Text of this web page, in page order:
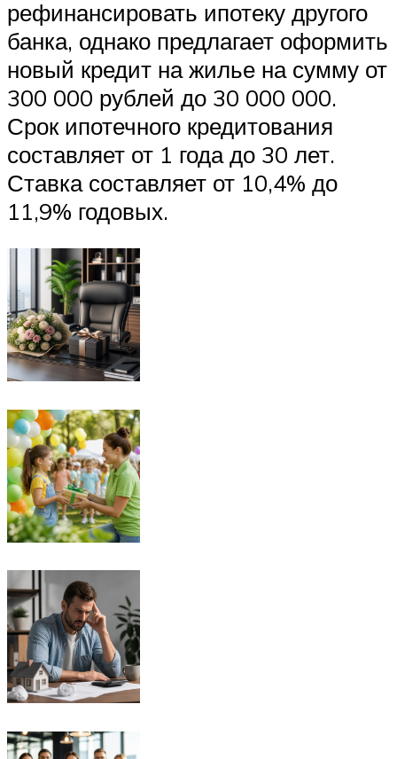
рефинансировать ипотеку другого
банка, однако предлагает оформить
новый кредит на жилье на сумму от
300 000 рублей до 30 000 000.
Срок ипотечного кредитования
составляет от 1 года до 30 лет.
Ставка составляет от 10,4% до
11,9% годовых.